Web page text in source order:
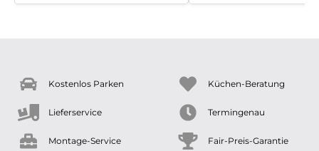
Kostenlos Parken Küchen-Beratung
Lieferservice Termingenau
Montage-Service Fair-Preis-Garantie